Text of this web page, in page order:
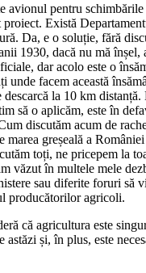
avionul pentru
proiect. Există
Da, e o soluție, fără
1930, dacă nu mă înșel,
dar acolo este o
unde facem această
descarcă la 10 km
să o aplicăm, este în
discutăm acum de
greșeală a
toți, ne pricepem la
văzut în multele mele
sau diferite foruri să
producătorilor agricoli.
că agricultura este
astăzi și, în plus, este